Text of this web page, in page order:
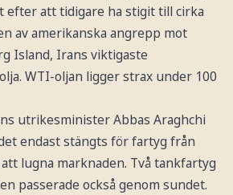
efter att tidigare ha stigit till cirka
av amerikanska angrepp mot
Island, Irans viktigaste
WTI-oljan ligger strax under 100
utrikesminister Abbas Araghchi
endast stängts för fartyg från
lugna marknaden. Två tankfartyg
passerade också genom sundet.